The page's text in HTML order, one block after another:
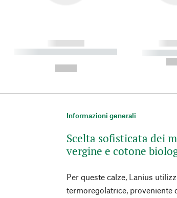
------------
----------- ----------- ----------
Informazioni generali
Scelta sofisticata dei
vergine e cotone
Per queste calze, Lanius
termoregolatrice, proveniente